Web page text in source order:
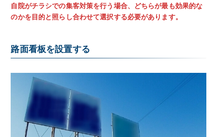
自院がチラシでの集客対策を行う場合、どちらが最も効果的な
のかを目的と照らし合わせて選択する必要があります。
路面看板を設置する